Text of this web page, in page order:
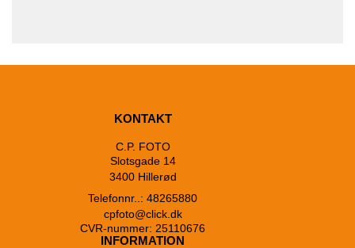
KONTAKT
C.P. FOTO
Slotsgade 14
3400 Hillerød
Telefonnr..: 48265880
cpfoto@click.dk
CVR-nummer: 25110676
INFORMATION